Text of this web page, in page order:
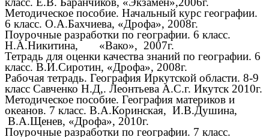
Методическое пособие. Начальный курс географии.
6 класс. О.А.Бахчиева, «Дрофа», 2008г.
Поурочные разработки по географии. 6 класс.
Н.А.Никитина, «Вако», 2007г.
Тетрадь для оценки качества знаний по географии. 6
класс. В.И.Сиротин, «Дрофа», 2008г.
Рабочая тетрадь. География Иркутской области. 8-9
класс Савченко Н.Д,. Леонтьева А.С.г. Икутск 2010г.
Методическое пособие. География материков и
океанов. 7 класс. В.А.Коринская, И.В.Душина,
В.А.Щенев, «Дрофа», 2010г.
Поурочные разработки по географии. 7 класс.